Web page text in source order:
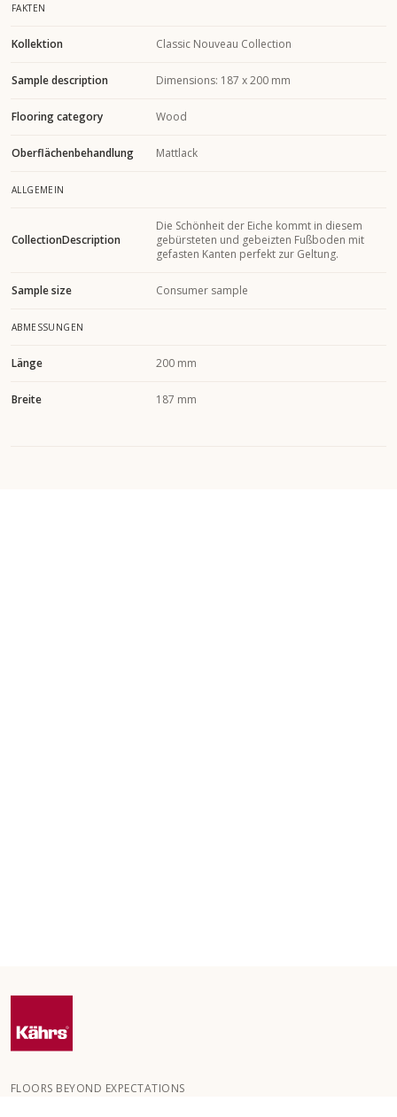
FAKTEN
Kollektion Classic Nouveau Collection
Sample description Dimensions: 187 x 200 mm
Flooring category Wood
Oberflächenbehandlung Mattlack
ALLGEMEIN
CollectionDescription
Die Schönheit der Eiche kommt in diesem
gebürsteten und gebeizten Fußboden mit
gefasten Kanten perfekt zur Geltung.
Sample size Consumer sample
ABMESSUNGEN
Länge 200 mm
Breite 187 mm
FLOORS BEYOND EXPECTATIONS